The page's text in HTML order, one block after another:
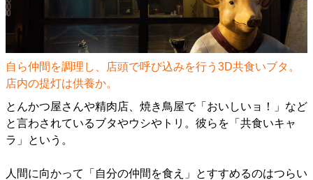
自ら仲間を調理し、店頭で呼び込みを行う3D共食いブタ。
店内の提灯は供養か。
とんかつ屋さんや精肉店、焼き鳥屋で「おいしいョ！」など
と言わされているブタやウシやトリ。彼らを「共食いキャ
ラ」という。
人間に向かって「自分の仲間を食え」とすすめるのはつらい